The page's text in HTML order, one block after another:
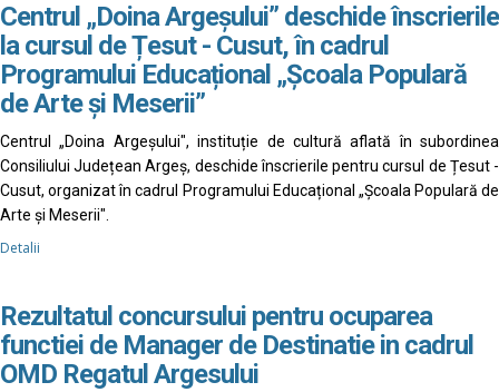
Centrul „Doina Argeșului” deschide înscrierile
la cursul de Țesut - Cusut, în cadrul
Programului Educațional „Școala Populară
de Arte și Meserii”
Centrul „Doina Argeșului", instituție de cultură aflată în subordinea
Consiliului Județean Argeș, deschide înscrierile pentru cursul de Țesut -
Cusut, organizat în cadrul Programului Educațional „Școala Populară de
Arte și Meserii".
Detalii
Rezultatul concursului pentru ocuparea
functiei de Manager de Destinatie in cadrul
OMD Regatul Argesului